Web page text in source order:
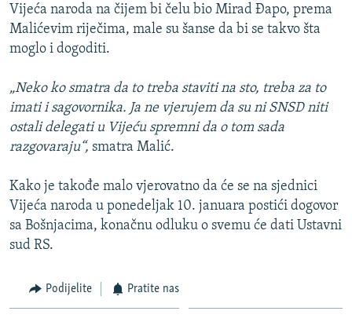
Vijeća naroda na čijem bi čelu bio Mirad Đapo, prema
Malićevim riječima, male su šanse da bi se takvo šta
moglo i dogoditi.
„Neko ko smatra da to treba staviti na sto, treba za to
imati i sagovornika. Ja ne vjerujem da su ni SNSD niti
ostali delegati u Vijeću spremni da o tom sada
razgovaraju“, smatra Malić.
Kako je takođe malo vjerovatno da će se na sjednici
Vijeća naroda u ponedeljak 10. januara postići dogovor
sa Bošnjacima, konačnu odluku o svemu će dati Ustavni
sud RS.
Podijelite Pratite nas